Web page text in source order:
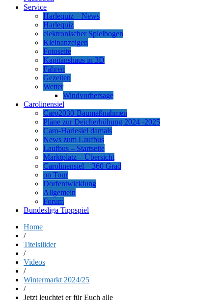
Service
Harlequiz – News
Harlequiz
elektronischer Spielbogen
Kleinanzeigen
Fotoseite
Kapitänshaus in 3D
Fähren
Gezeiten
Wetter
Windvorhersage
Carolinensiel
Caro2030-Baumaßnahmen
Pläne zur Deicherhöhung 2024 -2025
Caro-Harlesiel damals
News zum Laufbus
Laufbus – Startseite
Marktplatz – Übersicht
Carolinensiel – 360 Grad
on Tour
Dorfentwicklung
Allgemein
Forum
Bundesliga Tippspiel
Home
/
Titelsilider
/
Videos
/
Wintermarkt 2024/25
/
Jetzt leuchtet er für Euch alle